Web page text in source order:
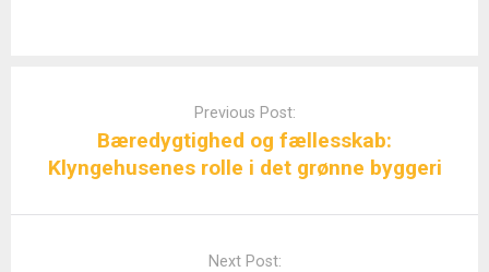
Previous Post:
Bæredygtighed og fællesskab:
Klyngehusenes rolle i det grønne byggeri
Next Post: